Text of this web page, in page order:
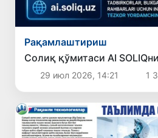
Рақамлаштириш
Солиқ қўмитаси AI
29 июл 2026, 14:21 1